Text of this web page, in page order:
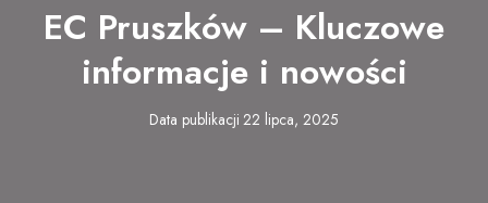
EC Pruszków – Kluczowe
informacje i nowości
Data publikacji 22 lipca, 2025